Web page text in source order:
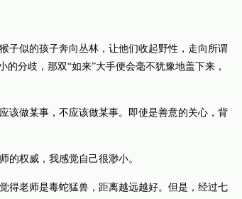
似的孩子奔向丛林，让他们收起野性，走向所谓
的分歧，那双“如来”大手便会毫不犹豫地盖下来，
做某事，不应该做某事。即使是善意的关心，背
权威，我感觉自己很渺小。
老师是毒蛇猛兽，距离越远越好。但是，经过七